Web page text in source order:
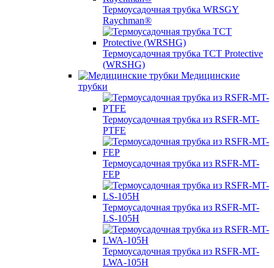
Термоусадочная трубка WRSGY
Raychman®
Термоусадочная трубка TCT Protective
(WRSHG)
Медицинские
трубки
Термоусадочная трубка из RSFR-MT-
PTFE
Термоусадочная трубка из RSFR-MT-
FEP
Термоусадочная трубка из RSFR-MT-
LS-105H
Термоусадочная трубка из RSFR-MT-
LWA-105H